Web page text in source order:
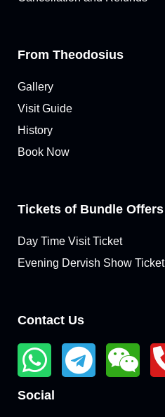
From Theodosius
Gallery
Visit Guide
History
Book Now
Tickets of Bundle Offers
Day Time Visit Ticket
Evening Dervish Show Ticket
Contact Us
Social